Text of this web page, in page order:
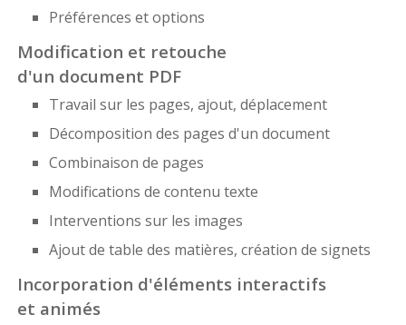
Préférences et options
Modification et retouche
d'un document PDF
Travail sur les pages, ajout, déplacement
Décomposition des pages d'un document
Combinaison de pages
Modifications de contenu texte
Interventions sur les images
Ajout de table des matières, création de signets
Incorporation d'éléments interactifs
et animés